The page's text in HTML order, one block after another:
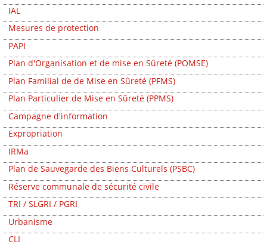
IAL
Mesures de protection
PAPI
Plan d'Organisation et de mise en Sûreté (POMSE)
Plan Familial de de Mise en Sûreté (PFMS)
Plan Particulier de Mise en Sûreté (PPMS)
Campagne d'information
Expropriation
IRMa
Plan de Sauvegarde des Biens Culturels (PSBC)
Réserve communale de sécurité civile
TRI / SLGRI / PGRI
Urbanisme
CLI